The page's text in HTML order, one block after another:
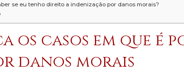
se eu tenho direito a indenização por danos morais?
os casos em que é
danos morais